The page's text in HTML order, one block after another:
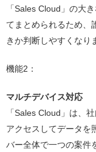
「Sales Cloud」の大
てまとめられるため、
きか判断しやすくなり
機能2：
マルチデバイス対応
「Sales Cloud」は、
アクセスしてデータを
バー全体で一つの案件